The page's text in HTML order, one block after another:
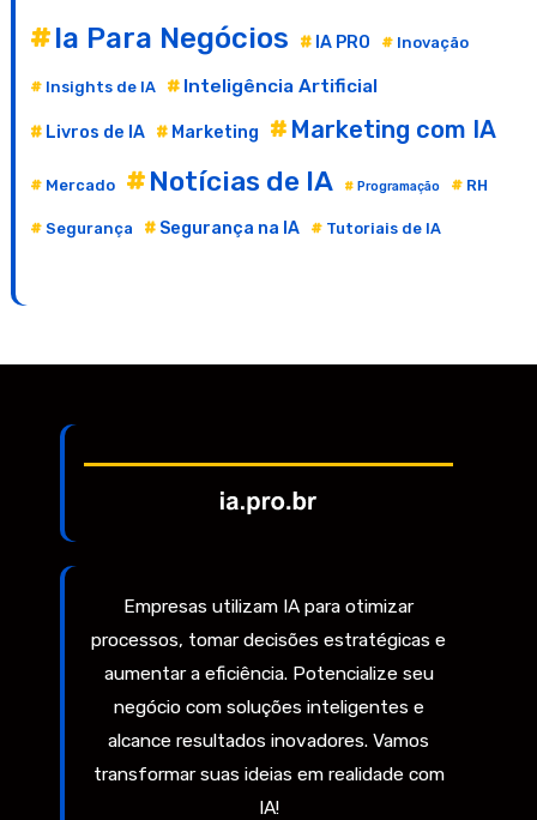
Ia Para Negócios IA PRO Inovação
Insights de IA Inteligência Artificial
Livros de IA Marketing Marketing com IA
Mercado Notícias de IA Programação RH
Segurança Segurança na IA Tutoriais de IA
Empresas utilizam IA para otimizar
processos, tomar decisões estratégicas e
aumentar a eficiência. Potencialize seu
negócio com soluções inteligentes e
alcance resultados inovadores. Vamos
transformar suas ideias em realidade com
IA!